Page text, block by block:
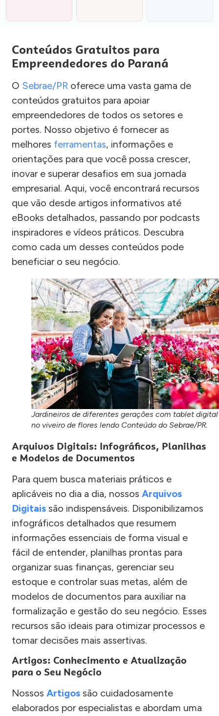
Conteúdos Gratuitos para
Empreendedores do Paraná
O Sebrae/PR oferece uma vasta gama de
conteúdos gratuitos para apoiar
empreendedores de todos os setores e
portes. Nosso objetivo é fornecer as
melhores ferramentas, informações e
orientações para que você possa crescer,
inovar e superar desafios em sua jornada
empresarial. Aqui, você encontrará recursos
que vão desde artigos informativos até
eBooks detalhados, passando por podcasts
inspiradores e vídeos práticos. Descubra
como cada um desses conteúdos pode
beneficiar o seu negócio.
Jardineiros de diferentes gerações com tablet digital
no viveiro de flores lendo Conteúdo do Sebrae/PR.
Arquivos Digitais: Infográficos, Planilhas
e Modelos de Documentos
Para quem busca materiais práticos e
aplicáveis no dia a dia, nossos Arquivos
Digitais são indispensáveis. Disponibilizamos
infográficos detalhados que resumem
informações essenciais de forma visual e
fácil de entender, planilhas prontas para
organizar suas finanças, gerenciar seu
estoque e controlar suas metas, além de
modelos de documentos para auxiliar na
formalização e gestão do seu negócio. Esses
recursos são ideais para otimizar processos e
tomar decisões mais assertivas.
Artigos: Conhecimento e Atualização
para o Seu Negócio
Nossos Artigos são cuidadosamente
elaborados por especialistas e abordam uma